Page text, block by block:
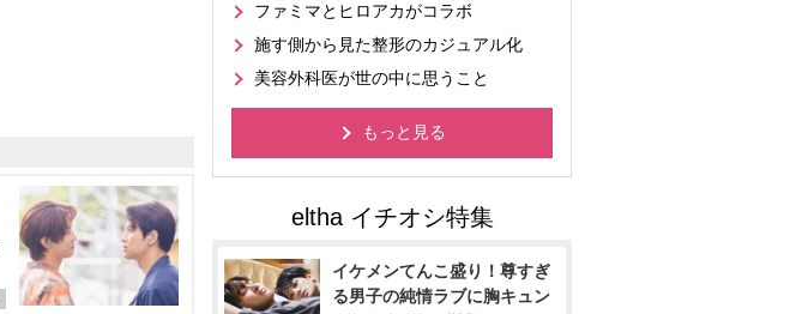
ファミマとヒロアカがコラボ
施す側から見た整形のカジュアル化
美容外科医が世の中に思うこと
もっと見る
イケメンてんこ盛り！尊すぎ
る男子の純情ラブに胸キュン